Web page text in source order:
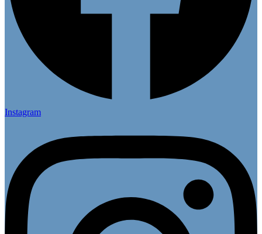
Instagram